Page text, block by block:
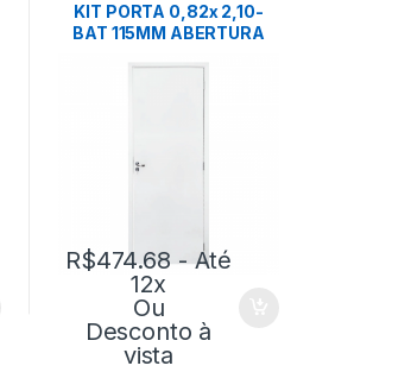
KIT PORTA 0,82x 2,10-
BAT 115MM ABERTURA
R$474.68- Até
12x
Ou
Desconto à
vista